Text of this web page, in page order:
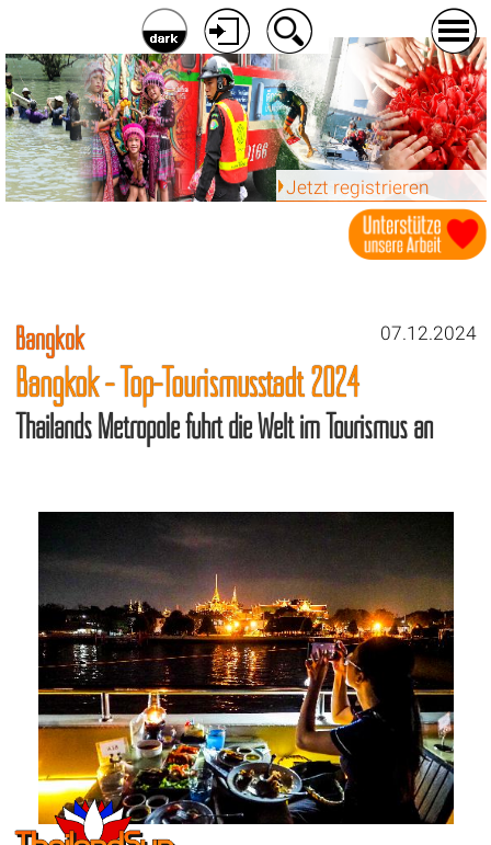
Jetzt registrieren
07.12.2024
Bangkok
Bangkok - Top-Tourismusstadt 2024
Thailands Metropole führt die Welt im Tourismus an